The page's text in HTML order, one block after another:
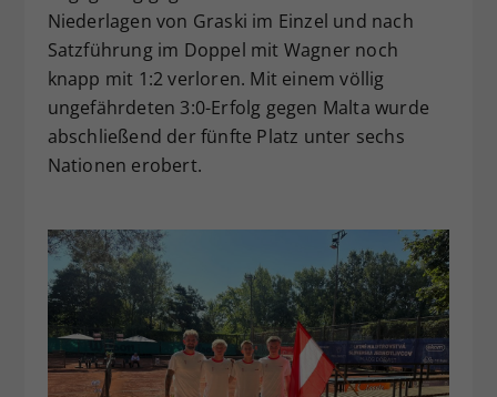
Niederlagen von Graski im Einzel und nach
Satzführung im Doppel mit Wagner noch
knapp mit 1:2 verloren. Mit einem völlig
ungefährdeten 3:0-Erfolg gegen Malta wurde
abschließend der fünfte Platz unter sechs
Nationen erobert.